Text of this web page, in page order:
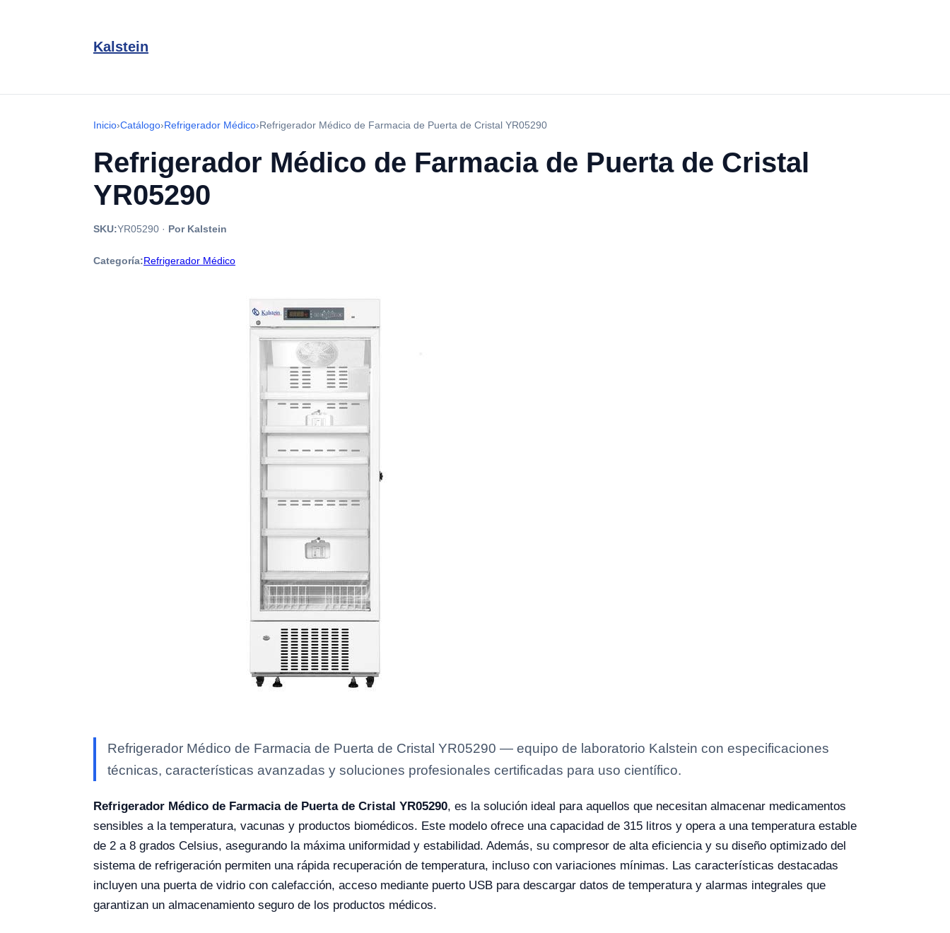
Kalstein
Inicio›Catálogo›Refrigerador Médico›Refrigerador Médico de Farmacia de Puerta de Cristal YR05290
Refrigerador Médico de Farmacia de Puerta de Cristal
YR05290
SKU:YR05290 · Por Kalstein
Categoría:Refrigerador Médico
Refrigerador Médico de Farmacia de Puerta de Cristal YR05290 — equipo de laboratorio Kalstein con especificaciones
técnicas, características avanzadas y soluciones profesionales certificadas para uso científico.
Refrigerador Médico de Farmacia de Puerta de Cristal YR05290, es la solución ideal para aquellos que necesitan almacenar medicamentos
sensibles a la temperatura, vacunas y productos biomédicos. Este modelo ofrece una capacidad de 315 litros y opera a una temperatura estable
de 2 a 8 grados Celsius, asegurando la máxima uniformidad y estabilidad. Además, su compresor de alta eficiencia y su diseño optimizado del
sistema de refrigeración permiten una rápida recuperación de temperatura, incluso con variaciones mínimas. Las características destacadas
incluyen una puerta de vidrio con calefacción, acceso mediante puerto USB para descargar datos de temperatura y alarmas integrales que
garantizan un almacenamiento seguro de los productos médicos.